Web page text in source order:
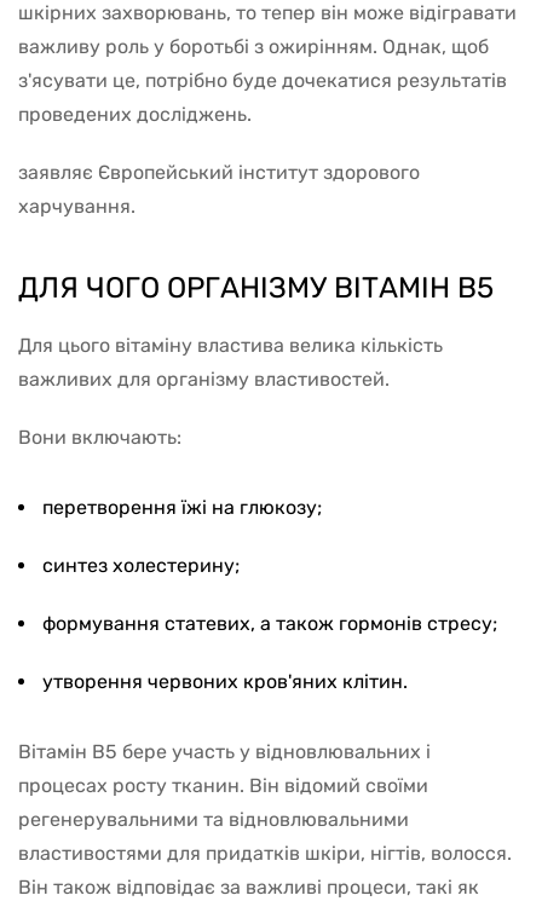
шкірних захворювань, то тепер він може відігравати
важливу роль у боротьбі з ожирінням. Однак, щоб
з'ясувати це, потрібно буде дочекатися результатів
проведених досліджень.
заявляє Європейський інститут здорового
харчування.
ДЛЯ ЧОГО ОРГАНІЗМУ ВІТАМІН B5
Для цього вітаміну властива велика кількість
важливих для організму властивостей.
Вони включають:
перетворення їжі на глюкозу;
синтез холестерину;
формування статевих, а також гормонів стресу;
утворення червоних кров'яних клітин.
Вітамін В5 бере участь у відновлювальних і
процесах росту тканин. Він відомий своїми
регенерувальними та відновлювальними
властивостями для придатків шкіри, нігтів, волосся.
Він також відповідає за важливі процеси, такі як